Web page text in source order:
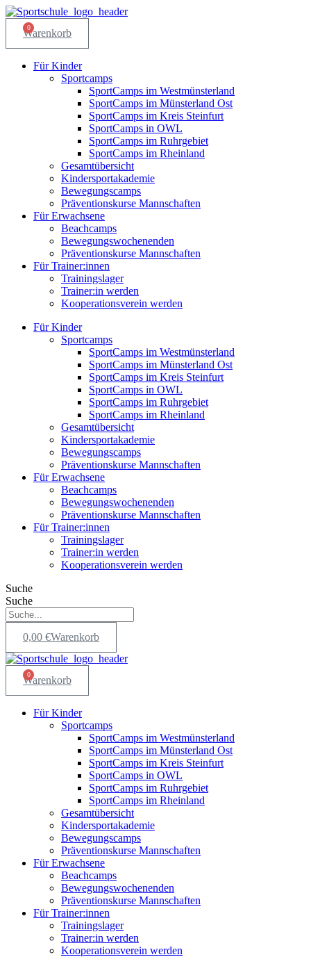
Zum
Inhalt
springen
0
Warenkorb
Für Kinder
Sportcamps
SportCamps im Westmünsterland
SportCamps im Münsterland Ost
SportCamps im Kreis Steinfurt
SportCamps in OWL
SportCamps im Ruhrgebiet
SportCamps im Rheinland
Gesamtübersicht
Kindersportakademie
Bewegungscamps
Präventionskurse Mannschaften
Für Erwachsene
Beachcamps
Bewegungswochenenden
Präventionskurse Mannschaften
Für Trainer:innen
Trainingslager
Trainer:in werden
Kooperationsverein werden
Für Kinder
Sportcamps
SportCamps im Westmünsterland
SportCamps im Münsterland Ost
SportCamps im Kreis Steinfurt
SportCamps in OWL
SportCamps im Ruhrgebiet
SportCamps im Rheinland
Gesamtübersicht
Kindersportakademie
Bewegungscamps
Präventionskurse Mannschaften
Für Erwachsene
Beachcamps
Bewegungswochenenden
Präventionskurse Mannschaften
Für Trainer:innen
Trainingslager
Trainer:in werden
Kooperationsverein werden
Suche
Suche
0,00 €Warenkorb
0
Warenkorb
Für Kinder
Sportcamps
SportCamps im Westmünsterland
SportCamps im Münsterland Ost
SportCamps im Kreis Steinfurt
SportCamps in OWL
SportCamps im Ruhrgebiet
SportCamps im Rheinland
Gesamtübersicht
Kindersportakademie
Bewegungscamps
Präventionskurse Mannschaften
Für Erwachsene
Beachcamps
Bewegungswochenenden
Präventionskurse Mannschaften
Für Trainer:innen
Trainingslager
Trainer:in werden
Kooperationsverein werden